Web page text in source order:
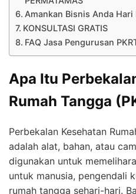
Amankan Bisnis Anda
KONSULTASI GRATIS
FAQ Jasa Pengurusan
Apa Itu
Rumah Tangga
Perbekalan Kesehatan
adalah alat, bahan, atau
digunakan untuk
untuk manusia, pengendali
rumah tangga sehari-hari.